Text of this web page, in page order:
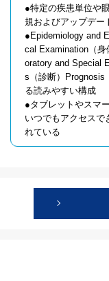
●特定の疾患単位や
規およびアップデー
●Epidemiology and
cal Examination（
oratory and Special
s（診断）Prognosis
る読みやすい構成
●タブレットやスマ
いつでもアクセスで
れている